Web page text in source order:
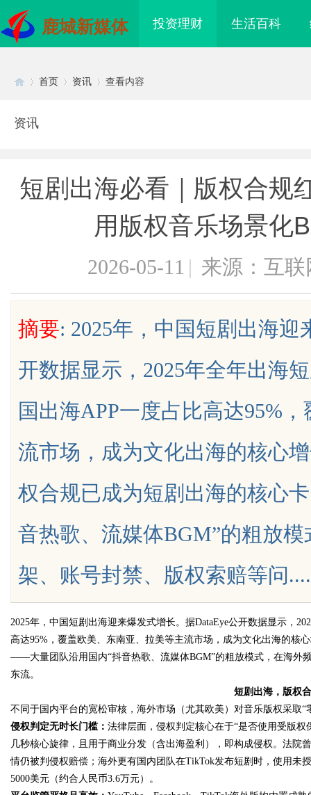
鹿城新媒体 投资理财 生活百科
uz
首页 资讯 查看内容
资讯
短剧出海必看｜版权合规
用版权音乐场景化
2026-05-11 | 来源：互联
摘要: 2025年，中国短剧出海迎
开数据显示，2025年全年出海
国出海APP一度占比高达95%
流市场，成为文化出海的核心
权合规已成为短剧出海的核心
音热歌、流媒体BGM”的粗放
架、账号封禁、版权索赔等问
2025年，中国短剧出海迎来爆发式增长。据DataEye公开数据显示，
高达95%，覆盖欧美、东南亚、拉美等主流市场，成为文化出海的核
——大量团队沿用国内“抖音热歌、流媒体BGM”的粗放模式，在海外
东流。
短剧出海，版权
不同于国内平台的宽松审核，海外市场（尤其欧美）对音乐版权采取
侵权判定无时长门槛： 法律层面，侵权判定核心在于“是否使用受版
几秒核心旋律，且用于商业分发（含出海盈利），即构成侵权。法院
情仍被判侵权赔偿；海外更有国内团队在TikTok发布短剧时，使用未
5000美元（约合人民币3.6万元）。
师在跨境维权中的战略支点